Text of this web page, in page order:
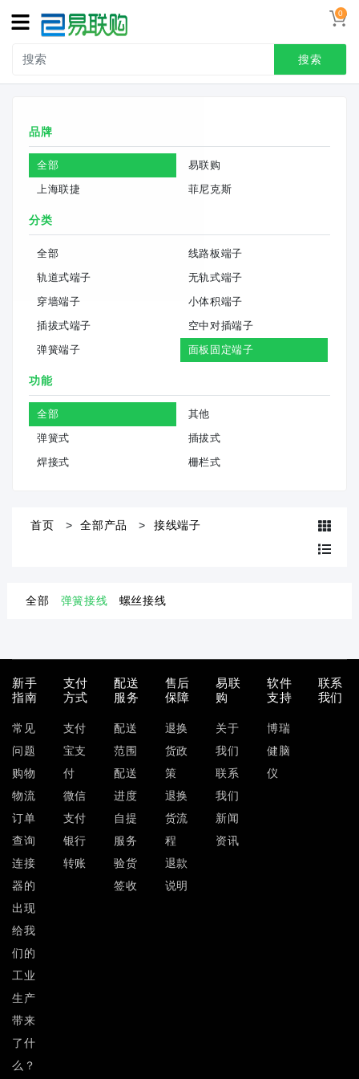
0
搜索
品牌
全部
易联购
上海联捷
菲尼克斯
分类
全部
线路板端子
轨道式端子
无轨式端子
穿墙端子
小体积端子
插拔式端子
空中对插端子
弹簧端子
面板固定端子
功能
全部
其他
弹簧式
插拔式
焊接式
栅栏式
首页 全部产品 接线端子
全部 弹簧接线 螺丝接线
新手
指南
常见
问题
购物
物流
订单
查询
连接
器的
出现
给我
们的
工业
生产
带来
了什
么？
支付
方式
支付
宝支
付
微信
支付
银行
转账
配送
服务
配送
范围
配送
进度
自提
服务
验货
签收
售后
保障
退换
货政
策
退换
货流
程
退款
说明
易联
购
关于
我们
联系
我们
新闻
资讯
软件
支持
博瑞
健脑
仪
联系
我们